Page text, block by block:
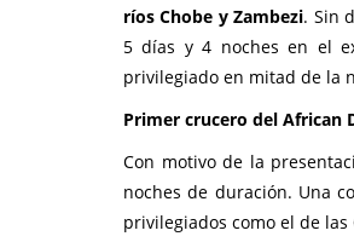
ríos Chobe y Zambezi. Sin
5 días y 4 noches en el
privilegiado en mitad de la
Primer crucero del African
Con motivo de la
noches de duración. Una
privilegiados como el de las